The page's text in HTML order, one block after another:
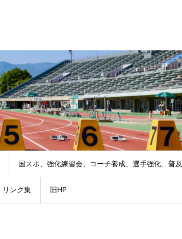
国スポ、強化練習会、コーチ養成、選手強化、普及
リンク集 旧HP